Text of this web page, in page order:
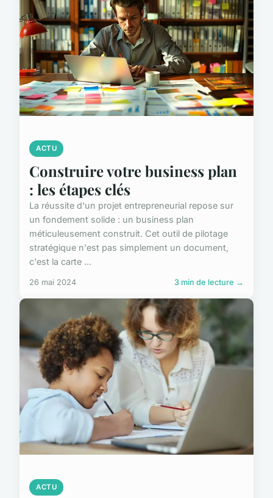
ACTU
Construire votre business plan
: les étapes clés
La réussite d'un projet entrepreneurial repose sur
un fondement solide : un business plan
méticuleusement construit. Cet outil de pilotage
stratégique n'est pas simplement un document,
c'est la carte ...
26 mai 2024 3 min de lecture →
ACTU